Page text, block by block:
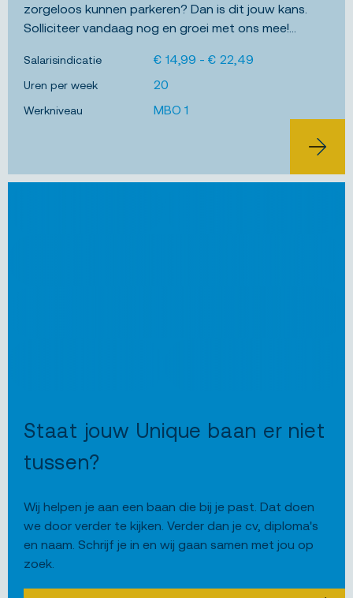
zorgeloos kunnen parkeren? Dan is dit jouw kans.
Solliciteer vandaag nog en groei met ons mee!...
Salarisindicatie € 14,99 - € 22,49
Uren per week 20
Werkniveau MBO 1
BEKIJK
Staat jouw Unique baan er niet
tussen?
Wij helpen je aan een baan die bij je past. Dat doen
we door verder te kijken. Verder dan je cv, diploma's
en naam. Schrijf je in en wij gaan samen met jou op
zoek.